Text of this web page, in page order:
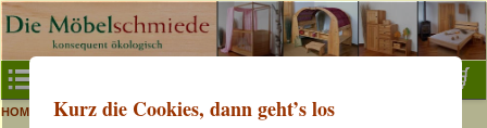
Baby- & Kinderzimmer
HOME Baby- & Kinderbetten>Nils
Kurz die Cookies, dann geht’s los